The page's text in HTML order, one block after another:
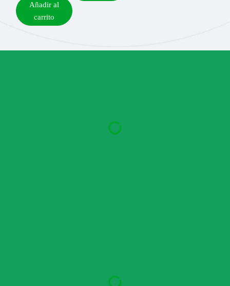
Añadir al
carrito